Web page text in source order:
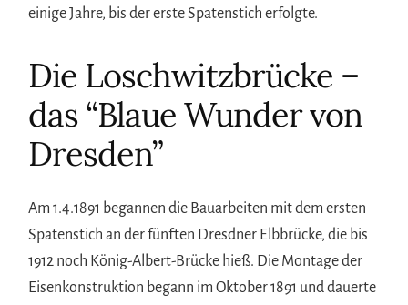
einige Jahre, bis der erste Spatenstich erfolgte.
Die Loschwitzbrücke –
das “Blaue Wunder von
Dresden”
Am 1.4.1891 begannen die Bauarbeiten mit dem ersten
Spatenstich an der fünften Dresdner Elbbrücke, die bis
1912 noch König-Albert-Brücke hieß. Die Montage der
Eisenkonstruktion begann im Oktober 1891 und dauerte